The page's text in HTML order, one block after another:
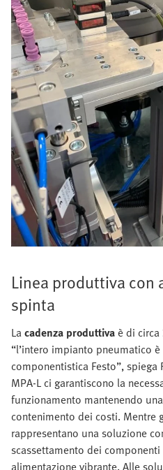
Linea produttiva con
spinta
Lacadenza produttivaè di circa
“l’intero impianto pneumatico
componentistica Festo”, spiega
MPA-L ci garantiscono la
funzionamento mantenendo
contenimento dei costi. Mentre
rappresentano una soluzione
scassettamento dei
alimentazione vibrante. Alle